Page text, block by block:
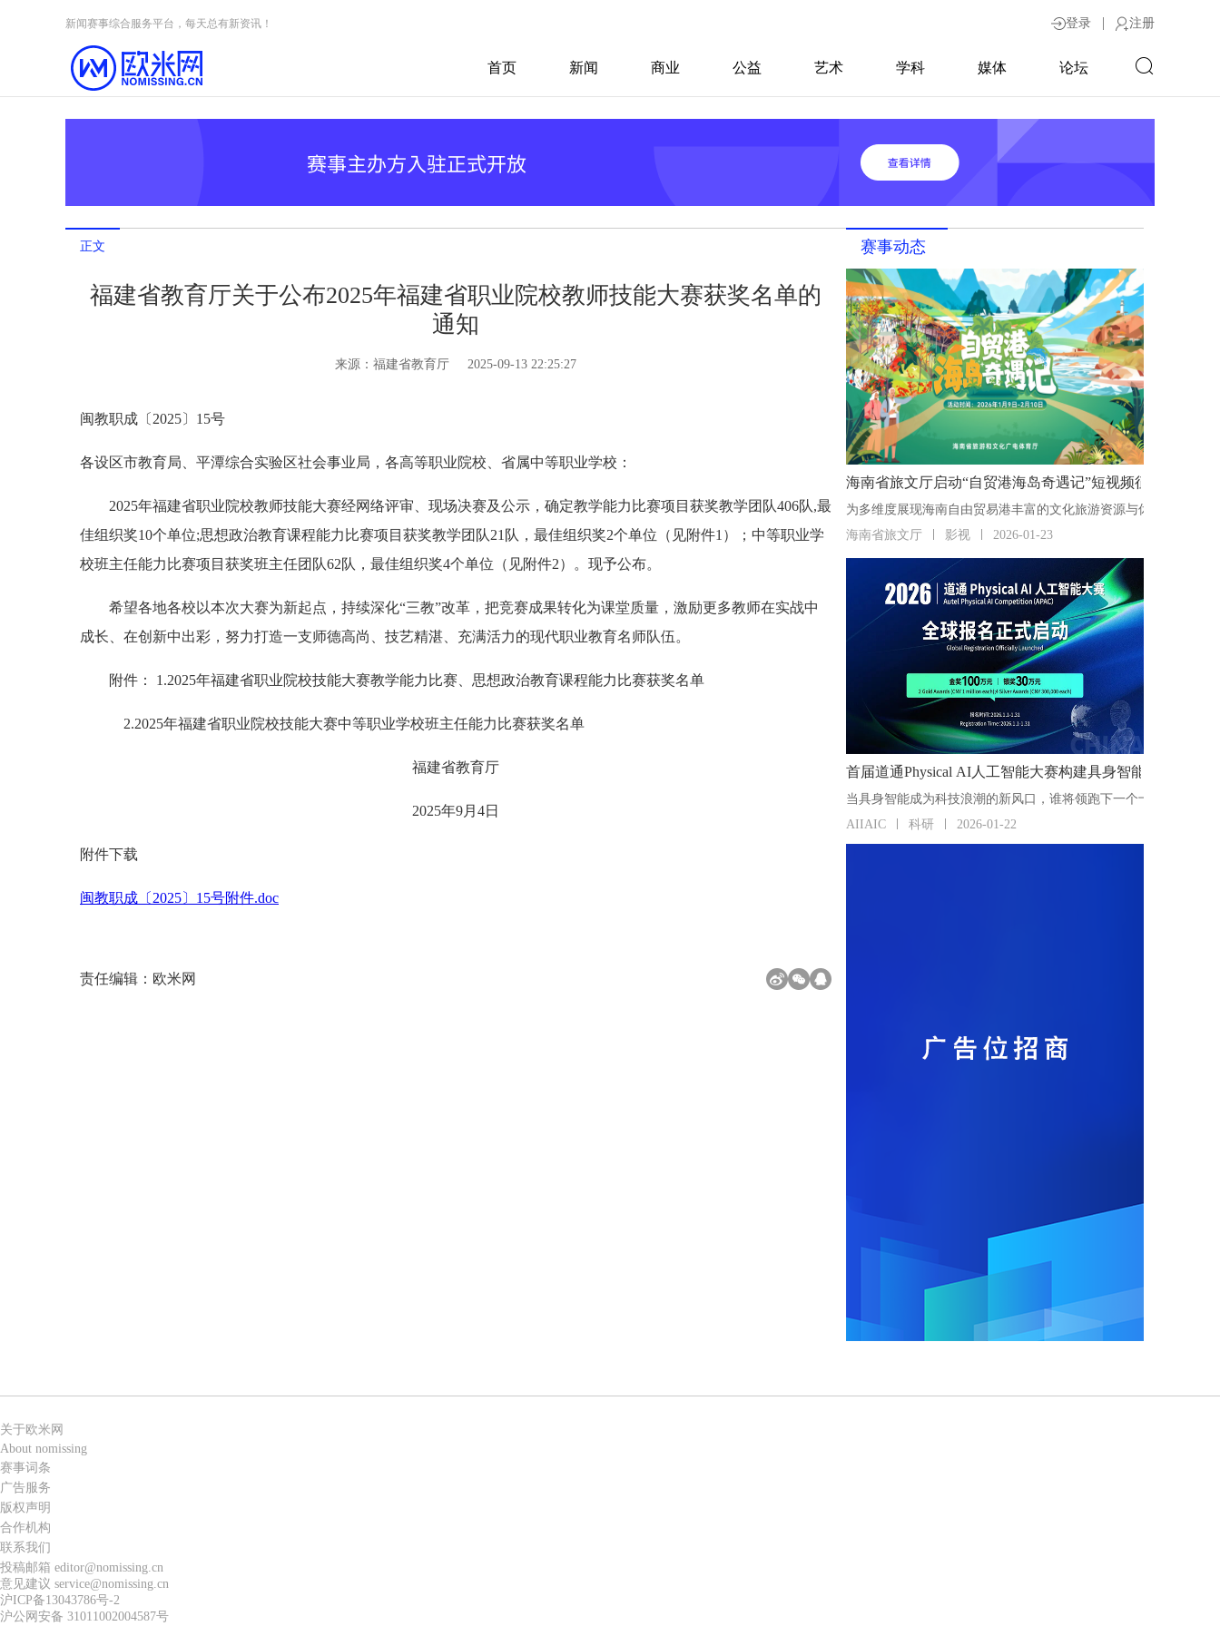
新闻赛事综合服务平台，每天总有新资讯！ 登录 | 注册
首页 新闻 商业 公益 艺术 学科 媒体 论坛
正文
福建省教育厅关于公布2025年福建省职业院校教师技能大赛获奖名单的
通知
来源： 福建省教育厅 2025-09-13 22:25:27
闽教职成〔2025〕15号
各设区市教育局、平潭综合实验区社会事业局，各高等职业院校、省属中等职业学校：
2025年福建省职业院校教师技能大赛经网络评审、现场决赛及公示，确定教学能力比赛项目获奖教学团队406队,最
佳组织奖10个单位;思想政治教育课程能力比赛项目获奖教学团队21队，最佳组织奖2个单位（见附件1）；中等职业学
校班主任能力比赛项目获奖班主任团队62队，最佳组织奖4个单位（见附件2）。现予公布。
希望各地各校以本次大赛为新起点，持续深化“三教”改革，把竞赛成果转化为课堂质量，激励更多教师在实战中
成长、在创新中出彩，努力打造一支师德高尚、技艺精湛、充满活力的现代职业教育名师队伍。
附件： 1.2025年福建省职业院校技能大赛教学能力比赛、思想政治教育课程能力比赛获奖名单
2.2025年福建省职业院校技能大赛中等职业学校班主任能力比赛获奖名单
福建省教育厅
2025年9月4日
附件下载
闽教职成〔2025〕15号附件.doc
责任编辑：欧米网
赛事动态
海南省旅文厅启动“自贸港海岛奇遇记”短视频征集活动
海南省旅文厅 影视 2026-01-23
首届道通Physical AI人工智能大赛构建具身智能“人才朋友
AIIAIC 科研 2026-01-22
关于欧米网
About nomissing
赛事词条
广告服务
版权声明
合作机构
联系我们
投稿邮箱 editor@nomissing.cn
意见建议 service@nomissing.cn
沪ICP备13043786号-2
沪公网安备 31011002004587号